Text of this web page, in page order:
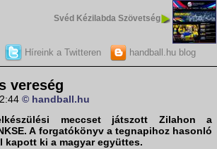
Svéd Kézilabda Szövetség
Híreink a Twitteren handball.hu blog
vereség
© handball.hu
meccset játszott Zilahon a
. A forgatókönyv a tegnapihoz hasonló
kapott ki a magyar együttes.